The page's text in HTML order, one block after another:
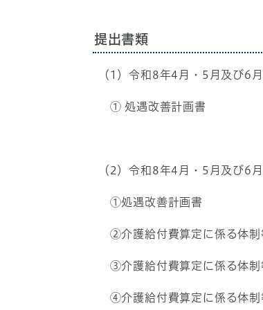
提出書類
（1）令和8年4月・5月及び6
① 処遇改善計画書
（2）令和8年4月・5月及び
①処遇改善計画書
②介護給付費算定に係る体制
③介護給付費算定に係る体制
④介護給付費算定に係る体制